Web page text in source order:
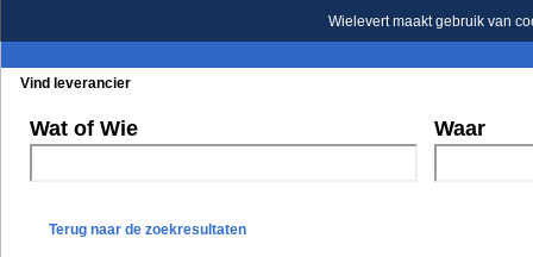
Wielevert maakt gebruik van
Vind leverancier
Wat of Wie Waar
Terug naar de zoekresultaten